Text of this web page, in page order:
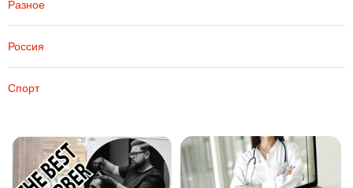
Разное
Россия
Спорт